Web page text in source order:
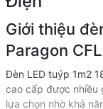
Giới thiệu
Paragon
Đèn LED tuýp 1m2
cao cấp được nhiều
lựa chọn nhờ khả